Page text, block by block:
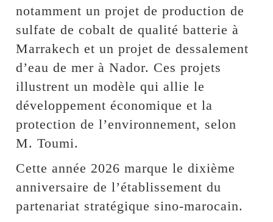
notamment un projet de production de
sulfate de cobalt de qualité batterie à
Marrakech et un projet de dessalement
d’eau de mer à Nador. Ces projets
illustrent un modèle qui allie le
développement économique et la
protection de l’environnement, selon
M. Toumi.
Cette année 2026 marque le dixième
anniversaire de l’établissement du
partenariat stratégique sino-marocain.